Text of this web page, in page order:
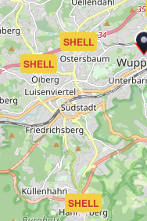
SHELL
SHELL
SHELL